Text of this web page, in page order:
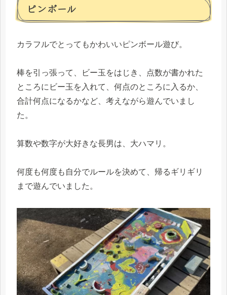
ピンボール
カラフルでとってもかわいいピンボール遊び。
棒を引っ張って、ビー玉をはじき、点数が書かれた
ところにビー玉を入れて、何点のところに入るか、
合計何点になるかなど、考えながら遊んでいまし
た。
算数や数字が大好きな長男は、大ハマリ。
何度も何度も自分でルールを決めて、帰るギリギリ
まで遊んでいました。